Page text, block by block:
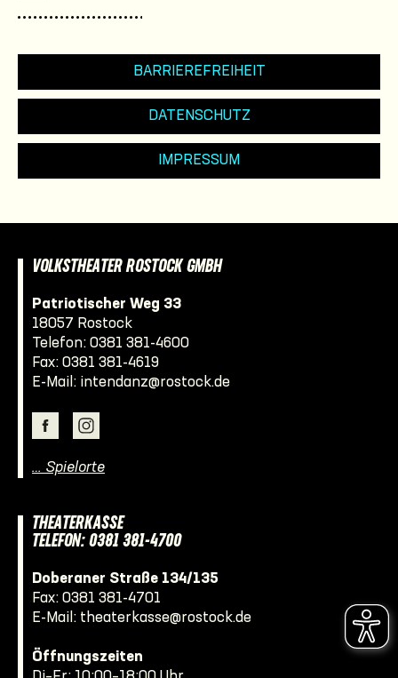
BARRIEREFREIHEIT
DATENSCHUTZ
IMPRESSUM
VOLKSTHEATER ROSTOCK GMBH
Patriotischer Weg 33
18057 Rostock
Telefon: 0381 381-4600
Fax: 0381 381-4619
E-Mail: intendanz@rostock.de
… Spielorte
THEATERKASSE
TELEFON: 0381 381-4700
Doberaner Straße 134/135
Fax: 0381 381-4701
E-Mail: theaterkasse@rostock.de
Öffnungszeiten